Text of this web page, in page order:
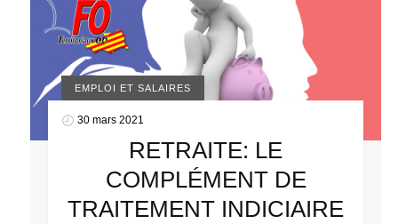
EMPLOI ET SALAIRES
30 mars 2021
RETRAITE: LE
COMPLÉMENT DE
TRAITEMENT INDICIAIRE